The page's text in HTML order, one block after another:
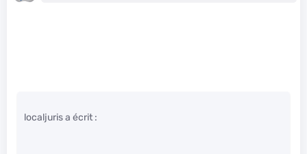
localjuris a écrit :